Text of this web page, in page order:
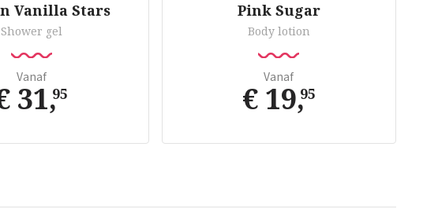
Vanilla Stars
Shower gel
Vanaf
31,95
Pink Sugar
Body lotion
Vanaf
€ 19,95